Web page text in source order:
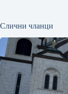
Слични чланци